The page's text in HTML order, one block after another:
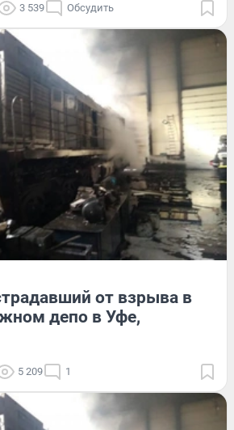
3 539 Обсудить
от взрыва в
депо в Уфе,
5 209 1